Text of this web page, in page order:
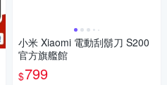
小米 Xiaomi 電動刮鬍刀 S200
官方旗艦館
$799